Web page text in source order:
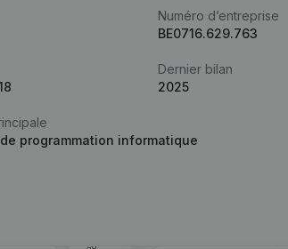
Numéro d’entreprise
BE0716.629.763
Dernier bilan
2025
programmation informatique